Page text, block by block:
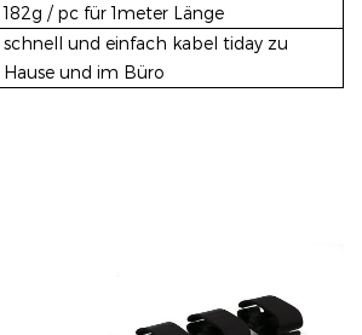
182g / pc für 1meter Länge
schnell und einfach kabel tiday zu
Hause und im Büro